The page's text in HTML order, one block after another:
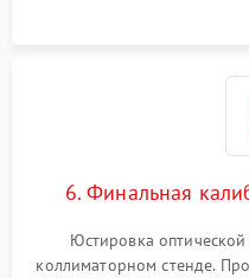
6. Финальная
Юстировка
коллиматорном стенде.